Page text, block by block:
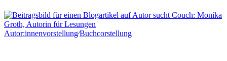
Autor:innenvorstellung∕Buchcorstellung